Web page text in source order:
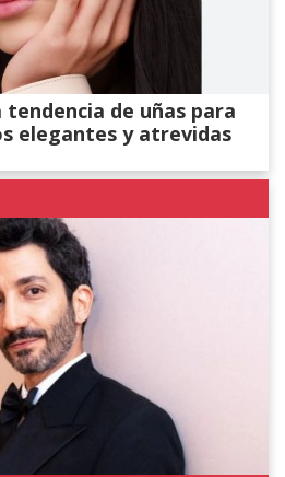
tendencia de uñas para
elegantes y atrevidas